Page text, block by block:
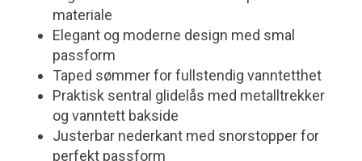
materiale
Elegant og moderne design med smal
passform
Taped sømmer for fullstendig vanntetthet
Praktisk sentral glidelås med metalltrekker
og vanntett bakside
Justerbar nederkant med snorstopper for
perfekt passform